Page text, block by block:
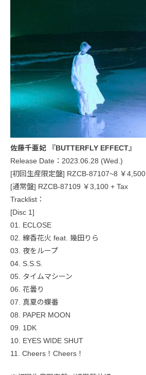
佐藤千亜妃 『BUTTERFLY EFFECT』
Release Date：2023.06.28 (Wed.)
[初回生産限定盤] RZCB-87107~8 ￥
[通常盤] RZCB-87109 ￥3,100 + Tax
Tracklist：
[Disc 1]
01. ECLOSE
02. 線香花火 feat. 幾田りら
03. 夜をループ
04. S.S.S.
05. タイムマシーン
06. 花曇り
07. 真夏の蝶番
08. PAPER MOON
09. 1DK
10. EYES WIDE SHUT
11. Cheers！Cheers！